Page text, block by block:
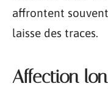
affrontent
laisse des traces.
Affection